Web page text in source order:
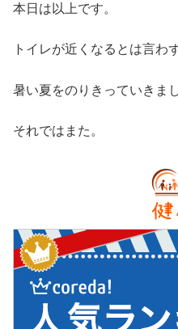
本日は以上です。
トイレが近くなるとは言わ
暑い夏をのりきっていきま
それではまた。